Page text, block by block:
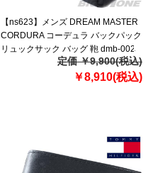
【ns623】メンズ DREAM MASTER
CORDURA コーデュラ バックパック
リュックサック バッグ 鞄 dmb-002
定価 ￥9,900(税込)
￥8,910(税込)